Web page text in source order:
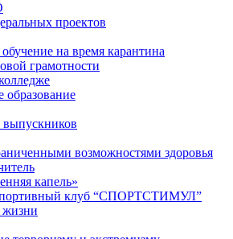
проектов
на время карантина
грамотности
образование
выпускников
возможностями здоровья
капель»
клуб “СПОРТСТИМУЛ”
жизни